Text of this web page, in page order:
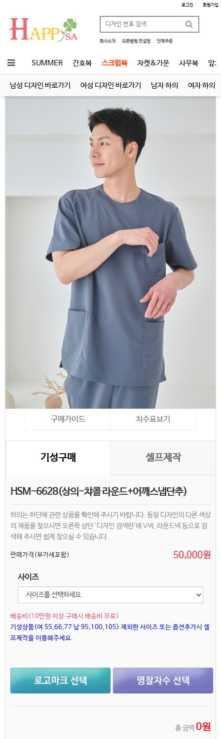
로그인 회원가입
회사소개 오픈병원 컨설팅 단체주문
SUMMER 간호복 스크럽복 자켓&가운 사무복 앞
남성 디자인 바로가기 여성 디자인 바로가기 남자 하의 여자 하의
구매가이드 치수표보기
기성구매 셀프제작
HSM-6628(상의-챠콜 라운드+어깨스냅단추)
하의는 하단에 관련 상품을 확인해 주시기 바랍니다. 동일 디자인의 다른 색상
의 제품을 찾으시면 오른쪽 상단 '디자인 검색란'에 V넥, 라운드넥 등으로 검
색해 주시면 쉽게 찾으실 수 있습니다.
판매가격(부가세포함) 50,000원
사이즈
배송비(10만원 이상 구매시 배송비 무료)
기성상품(여 55,66,77 남 95,100,105) 제외한 사이즈 또는 옵션추가시 셀
프제작을 이용해주세요.
총 금액 0원